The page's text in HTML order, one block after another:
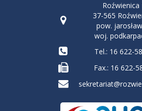
Roźwienica
37-565
pow.
woj.
Tel.: 16 622-
Fax.: 16 622-